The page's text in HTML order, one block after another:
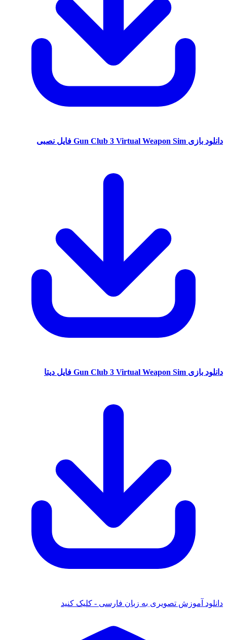
دانلود بازی Gun Club 3 Virtual Weapon Sim فایل نصبی
دانلود بازی Gun Club 3 Virtual Weapon Sim فایل دیتا
دانلود آموزش تصویری به زبان فارسی - کلیک کنید